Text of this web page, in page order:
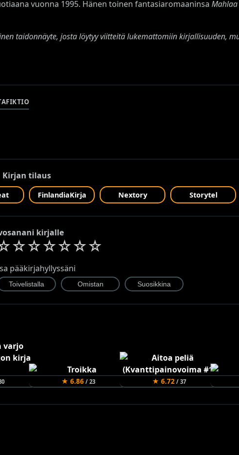
vuonna 1995. Hänen toinen fantasiaromaaninsa
taidonnäyte, josta löytyy viitteitä lukemattomiin kirjallisuuden,
Kirjan tilaus
FinlandiaKirja Nextory Storytel
kirjalle
☆☆☆☆☆☆
pääkirjahyllyssäni
★ 6.86/ 23 ★ 6.72/ 37